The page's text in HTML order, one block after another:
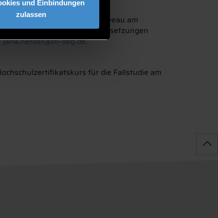
und Einbindungen
zulassen
auf akademischem Niveau am
und den Zulassungsvoraussetzungen
jana.herbst@th-deg.de.
für die Fallstudie am